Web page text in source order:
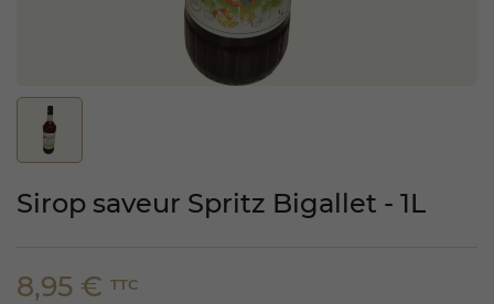
Sirop saveur Spritz Bigallet - 1L
8,95 € TTC